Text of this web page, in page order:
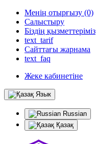
Менің отырғызу (0)
Салыстыру
Біздің қызметтеріміз
text_tarif
Сайттағы жарнама
text_faq
Жеке кабинетіне
Язык
Russian
Қазақ